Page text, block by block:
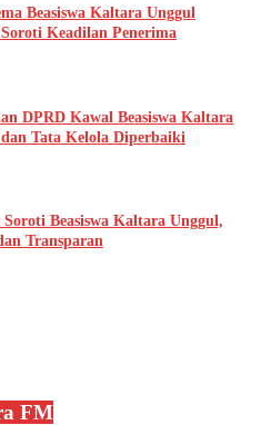
Beasiswa Kaltara Unggul
Keadilan Penerima
DPRD Kawal Beasiswa Kaltara
Tata Kelola Diperbaiki
Beasiswa Kaltara Unggul,
Transparan
FM